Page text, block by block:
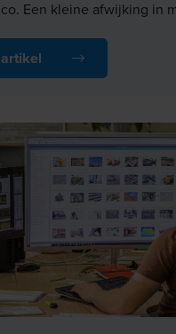
Een kleine afwijking in
zorgt u ervoor dat uw
blijven bewegen?